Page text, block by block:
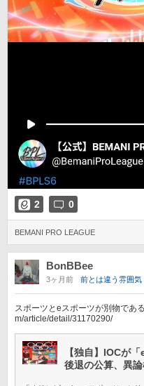
2 0
BEMANI PRO LEAGUE
BonBBee
3ヶ月前 前とは違う雰囲気
スポーツとeスポーツが別物であ
m/article/detail/31170290/
【独自】IOCが
後退の公算、異